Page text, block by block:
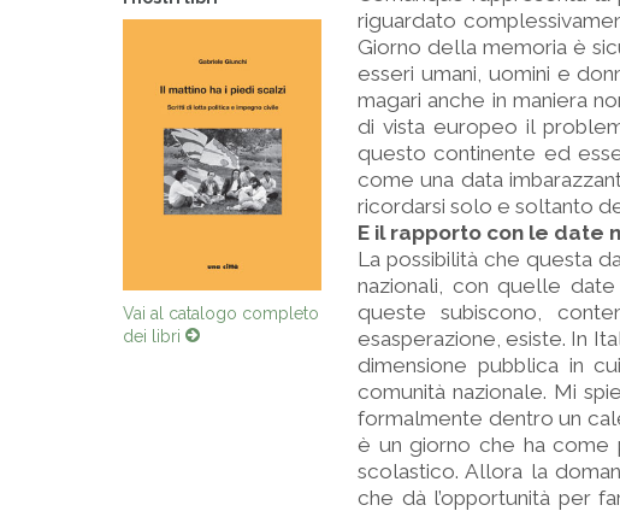
Vai al catalogo completo
dei libri
riguardato
Giorno della memoria è
esseri umani, uomini e
magari anche in maniera
di vista europeo il
questo continente ed
come una data
ricordarsi solo e soltanto
E il rapporto con le date
La possibilità che questa
nazionali, con quelle date
queste subiscono,
esasperazione, esiste. In
dimensione pubblica in
comunità nazionale. Mi
formalmente dentro un
è un giorno che ha come
scolastico. Allora la
che dà l’opportunità per